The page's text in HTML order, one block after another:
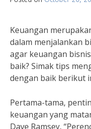
Keuangan
dalam menjalankan
agar keuangan
baik? Simak tips
dengan baik berikut
Pertama-tama,
keuangan yang
Dave Ramsey,